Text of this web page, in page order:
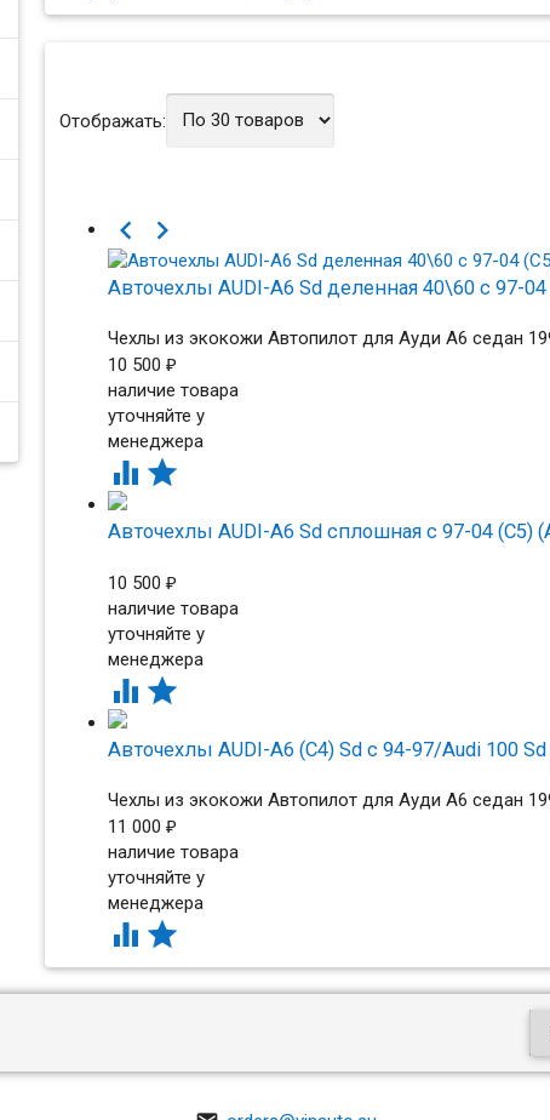
Отображать:
 
Авточехлы AUDI-A6 Sd деленная 40\60 с 97-04
Чехлы из экокожи Автопилот для Ауди А6 седан
10 500 ₽
наличие товара
уточняйте у
менеджера
 
Авточехлы AUDI-A6 Sd сплошная с 97-04 (C5)
10 500 ₽
наличие товара
уточняйте у
менеджера
 
Авточехлы AUDI-A6 (C4) Sd с 94-97/Audi 100
Чехлы из экокожи Автопилот для Ауди А6 седан
11 000 ₽
наличие товара
уточняйте у
менеджера
 